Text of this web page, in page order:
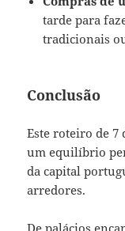
tarde para
tradicionais
Conclusão
Este roteiro de 7
um equilíbrio
da capital
arredores.
De palácios